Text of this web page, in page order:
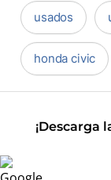
usados
honda civic
¡Descarga